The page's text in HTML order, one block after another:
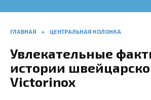
ГЛАВНАЯ » ЦЕНТРАЛЬНАЯ КОЛОНКА
Увлекательные
истории
Victorinox